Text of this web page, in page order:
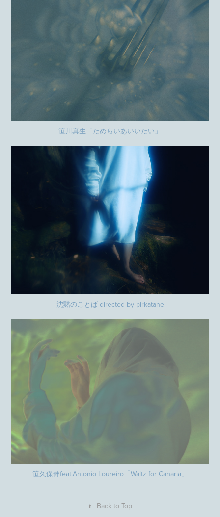
笹川真生「ためらいあいいたい」
沈黙のことば directed by pirkatane
笹久保伸feat.Antonio Loureiro「Waltz for Canaria」
↑ Back to Top